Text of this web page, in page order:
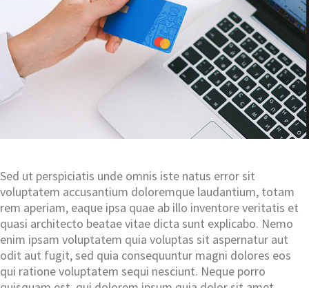
Sed ut perspiciatis unde omnis iste natus error sit
voluptatem accusantium doloremque laudantium, totam
rem aperiam, eaque ipsa quae ab illo inventore veritatis et
quasi architecto beatae vitae dicta sunt explicabo. Nemo
enim ipsam voluptatem quia voluptas sit aspernatur aut
odit aut fugit, sed quia consequuntur magni dolores eos
qui ratione voluptatem sequi nesciunt. Neque porro